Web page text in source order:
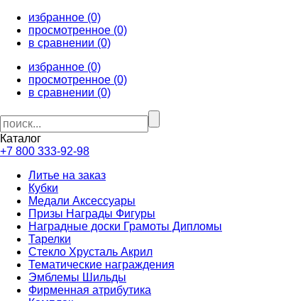
избранное (0)
просмотренное (0)
в сравнении (0)
избранное (0)
просмотренное (0)
в сравнении (0)
Каталог
+7 800 333-92-98
Литье на заказ
Кубки
Медали Аксессуары
Призы Награды Фигуры
Наградные доски Грамоты Дипломы
Тарелки
Стекло Хрусталь Акрил
Тематические награждения
Эмблемы Шильды
Фирменная атрибутика